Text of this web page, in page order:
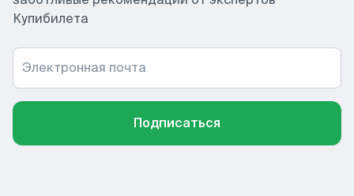
Купибилета
Электронная почта
Подписаться